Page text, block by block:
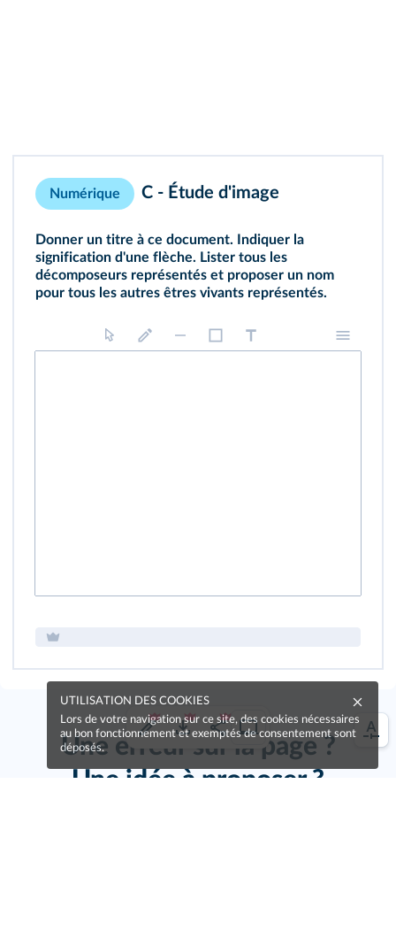
Numérique C - Étude d'image
Donner un titre à ce document. Indiquer la
signification d'une flèche. Lister tous les
décomposeurs représentés et proposer un nom
pour tous les autres êtres vivants représentés.
Une erreur sur la page ?
Une idée à proposer ?
UTILISATION DES COOKIES
Lors de votre navigation sur ce site, des cookies nécessaires
au bon fonctionnement et exemptés de consentement sont
déposés.